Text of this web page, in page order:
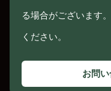
る場合がございます
ください。
お問
〒385-0025 長野県佐久市